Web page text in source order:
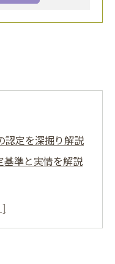
認定を深掘り解説
基準と実情を解説
知るべき申請手